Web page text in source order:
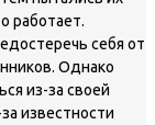
работает.
себя от
Однако
из-за своей
известности